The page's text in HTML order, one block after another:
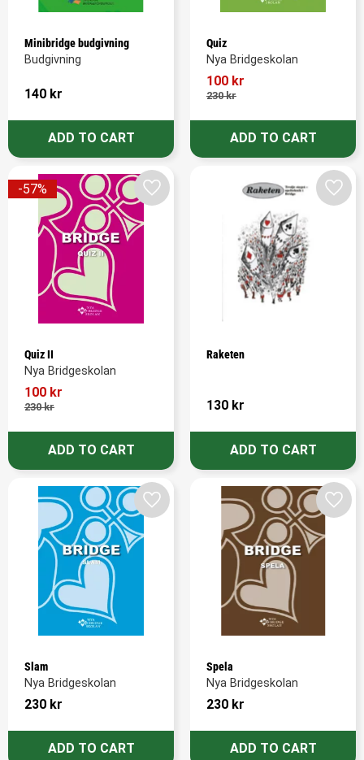
Minibridge budgivning
Budgivning
140 kr
Quiz
Nya Bridgeskolan
100 kr
230kr
Quiz II
Nya Bridgeskolan
100 kr
230kr
57%
Add to favorites
Raketen
130 kr
Add
Slam
Nya Bridgeskolan
230 kr
Add to favorites
Spela
Nya Bridgeskolan
230 kr
Add